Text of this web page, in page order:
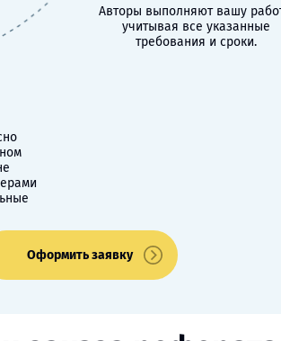
Авторы выполняют вашу
учитывая все указанные
требования и сроки.
Оформить заявку